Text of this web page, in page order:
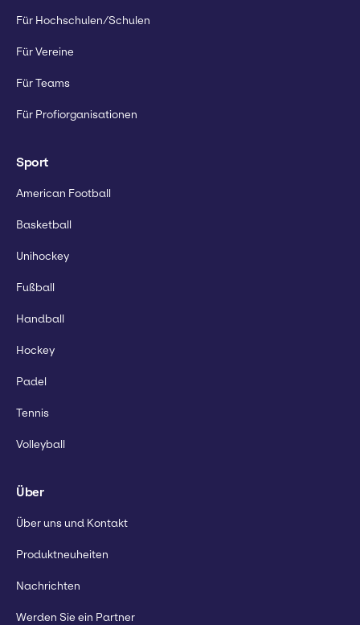
Für Hochschulen/Schulen
Für Vereine
Für Teams
Für Profiorganisationen
Sport
American Football
Basketball
Unihockey
Fußball
Handball
Hockey
Padel
Tennis
Volleyball
Über
Über uns und Kontakt
Produktneuheiten
Nachrichten
Werden Sie ein Partner